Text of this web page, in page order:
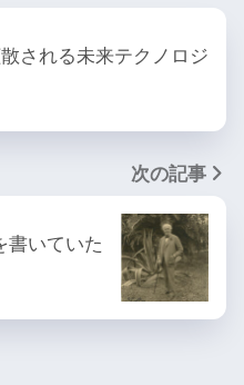
される未来テクノロジ
次の記事
書いていた